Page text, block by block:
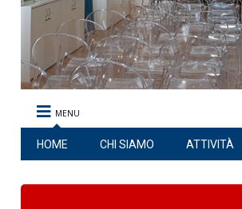
MENU
HOME CHI SIAMO ATTIVITÀ